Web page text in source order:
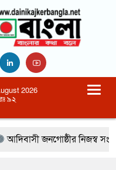
2026
৯২
জনগোষ্ঠীর নিজস্ব